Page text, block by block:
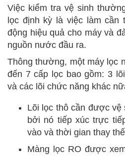
Việc kiểm tra vệ sinh
lọc định kỳ là việc làm cần
động hiệu quả cho máy và
nguồn nước đầu ra.
Thông thường, một máy lọc
đến 7 cấp lọc bao gồm: 3
và các lõi chức năng khác
Lõi lọc thô cần được vệ
bởi nó tiếp xúc trực
vào và thời gian thay
Màng lọc RO được